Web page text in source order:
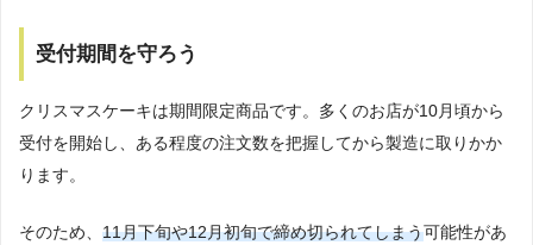
受付期間を守ろう
クリスマスケーキは期間限定商品です。多くのお店が10月頃から
受付を開始し、ある程度の注文数を把握してから製造に取りかか
ります。
そのため、 11月下旬や12月初旬で締め切られてしまう可能性があ